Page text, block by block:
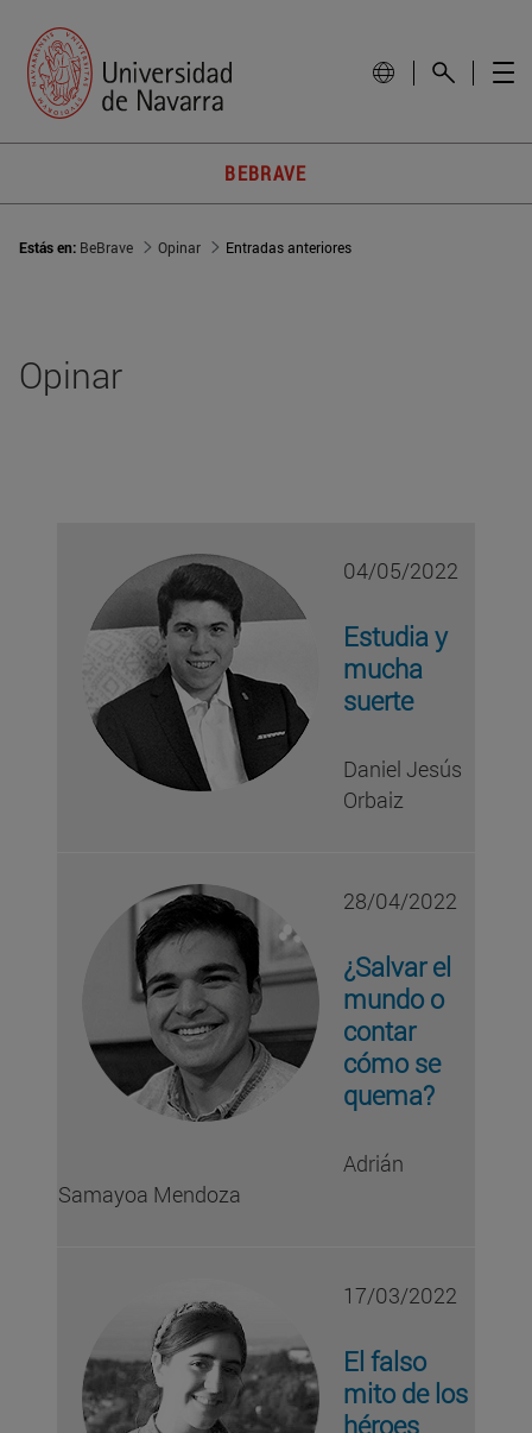
BEBRAVE
Estás en: BeBrave Opinar Entradas anteriores
Opinar
04/05/2022
Estudia y
mucha
suerte
Daniel Jesús
Orbaiz
28/04/2022
¿Salvar el
mundo o
contar
cómo se
quema?
Adrián
Samayoa Mendoza
17/03/2022
El falso
mito de los
héroes